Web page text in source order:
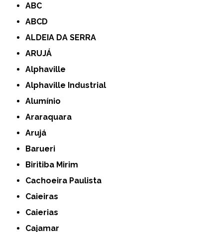
ABC
ABCD
ALDEIA DA SERRA
ARUJÁ
Alphaville
Alphaville Industrial
Alumínio
Araraquara
Arujá
Barueri
Biritiba Mirim
Cachoeira Paulista
Caieiras
Caierias
Cajamar